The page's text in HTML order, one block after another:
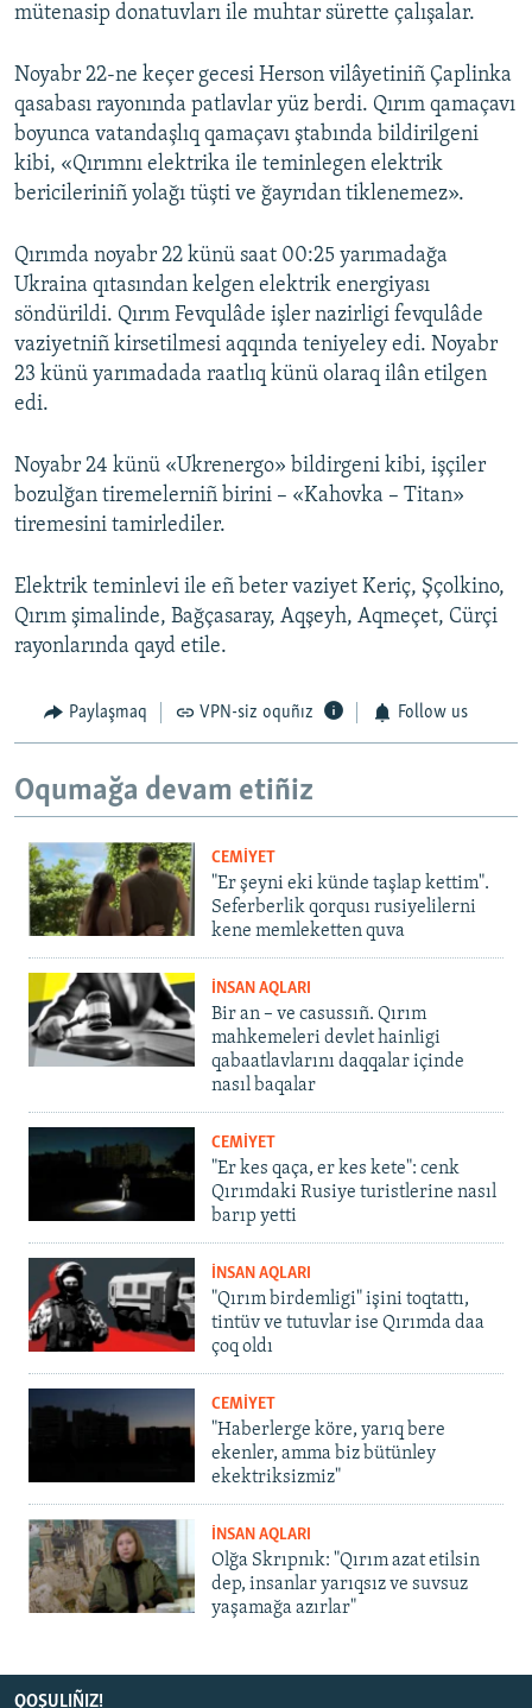
mütenasip donatuvları ile muhtar sürette çalışalar.
Noyabr 22-ne keçer gecesi Herson vilâyetiniñ Çaplinka
qasabası rayonında patlavlar yüz berdi. Qırım qamaçavı
boyunca vatandaşlıq qamaçavı ştabında bildirilgeni
kibi, «Qırımnı elektrika ile teminlegen elektrik
bericileriniñ yolağı tüşti ve ğayrıdan tiklenemez».
Qırımda noyabr 22 künü saat 00:25 yarımadağa
Ukraina qıtasından kelgen elektrik energiyası
söndürildi. Qırım Fevqulâde işler nazirligi fevqulâde
vaziyetniñ kirsetilmesi aqqında teniyeley edi. Noyabr
23 künü yarımadada raatlıq künü olaraq ilân etilgen
edi.
Noyabr 24 künü «Ukrenergo» bildirgeni kibi, işçiler
bozulğan tiremelerniñ birini – «Kahovka – Titan»
tiremesini tamirlediler.
Elektrik teminlevi ile eñ beter vaziyet Keriç, Şçolkino,
Qırım şimalinde, Bağçasaray, Aqşeyh, Aqmeçet, Cürçi
rayonlarında qayd etile.
Paylaşmaq VPN-siz oquñız Follow us
Oqumağa devam etiñiz
CEMİYET
"Er şeyni eki künde taşlap kettim".
Seferberlik qorqusı rusiyelilerni
kene memleketten quva
İNSAN AQLARI
Bir an – ve casussıñ. Qırım
mahkemeleri devlet hainligi
qabaatlavlarını daqqalar içinde
nasıl baqalar
CEMİYET
"Er kes qaça, er kes kete": cenk
Qırımdaki Rusiye turistlerine nasıl
barıp yetti
İNSAN AQLARI
"Qırım birdemligi" işini toqtattı,
tintüv ve tutuvlar ise Qırımda daa
çoq oldı
CEMİYET
"Haberlerge köre, yarıq bere
ekenler, amma biz bütünley
ekektriksizmiz"
İNSAN AQLARI
Olğa Skrıpnık: "Qırım azat etilsin
dep, insanlar yarıqsız ve suvsuz
yaşamağa azırlar"
QOŞULIÑIZ!